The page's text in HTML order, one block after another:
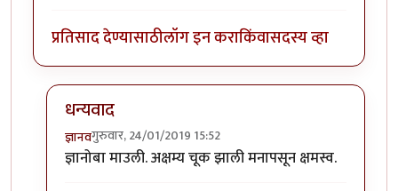
प्रतिसाद देण्यासाठीलॉग इन कराकिंवासदस्य व्हा
धन्यवाद
ज्ञानवगुरुवार, 24/01/2019 15:52
In reply toलेखमाला उत्तम होणार यात शंकाच नाही...
ज्ञानोबा माउली. अक्षम्य चूक झाली मनापसून क्षमस्व.